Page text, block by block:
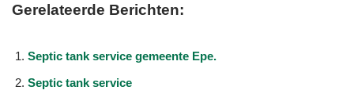
Gerelateerde Berichten:
Septic tank service gemeente Epe.
Septic tank service